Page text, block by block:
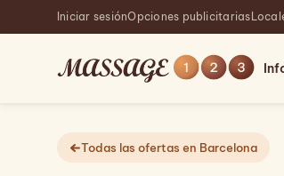
Iniciar sesiónOpciones publicitarias
Todas las ofertas en Barcelona